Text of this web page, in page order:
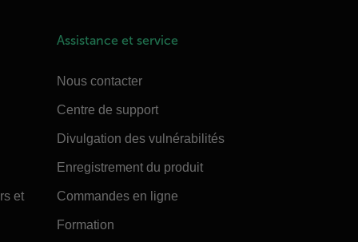
et
Assistance et service
Nous contacter
Centre de support
Divulgation des vulnérabilités
Enregistrement du produit
Commandes en ligne
Formation